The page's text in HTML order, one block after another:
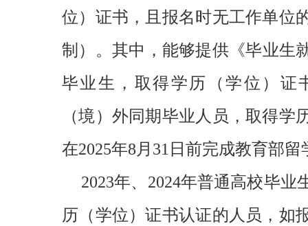
位）证书，且报名时无工作单位
制）。其中，能够提供《毕业生
毕业生，取得学历（学位）证
（境）外同期毕业人员，取得
在2025年8月31日前完成教育部
2023年、2024年普通高校毕
历（学位）证书认证的人员，如